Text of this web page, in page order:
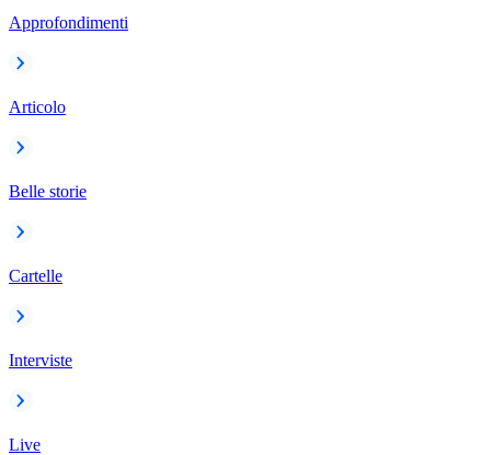
Approfondimenti
Articolo
Belle storie
Cartelle
Interviste
Live